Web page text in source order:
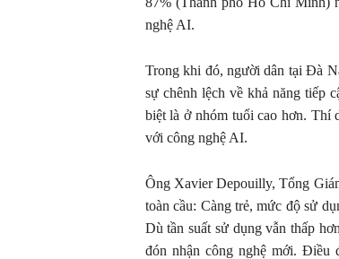
nghệ AI.
Trong khi đó, người dân tại Đà
sự chênh lệch về khả năng tiếp
biệt là ở nhóm tuổi cao hơn.
với công nghệ AI.
Ông Xavier Depouilly, Tổng
toàn cầu: Càng trẻ, mức độ sử
Dù tần suất sử dụng vẫn thấp
đón nhận công nghệ mới. Điều